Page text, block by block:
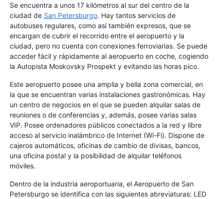
Se encuentra a unos 17 kilómetros al sur del centro de la
ciudad de San Petersburgo. Hay tantos servicios de
autobuses regulares, como así también expresos, que se
encargan de cubrir el recorrido entre el aeropuerto y la
ciudad, pero no cuenta con conexiones ferroviarias. Se puede
acceder fácil y rápidamente al aeropuerto en coche, cogiendo
la Autopista Moskovsky Prospekt y evitando las horas pico.
Este aeropuerto posee una amplia y bella zona comercial, en
la que se encuentran varias instalaciones gastronómicas. Hay
un centro de negocios en el que se pueden alquilar salas de
reuniones o de conferencias y, además, posee varias salas
VIP. Posee ordenadores públicos conectados a la red y libre
acceso al servicio inalámbrico de Internet (Wi-Fi). Dispone de
cajeros automáticos, oficinas de cambio de divisas, bancos,
una oficina postal y la posibilidad de alquilar teléfonos
móviles.
Dentro de la industria aeroportuaria, el Aeropuerto de San
Petersburgo se identifica con las siguientes abreviaturas: LED